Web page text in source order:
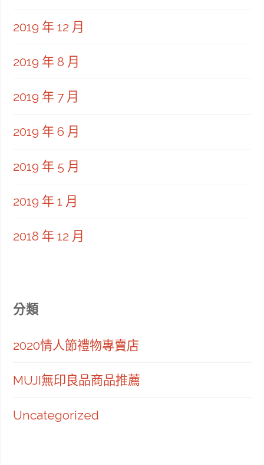
2019 年 12 月
2019 年 8 月
2019 年 7 月
2019 年 6 月
2019 年 5 月
2019 年 1 月
2018 年 12 月
分類
2020情人節禮物專賣店
MUJI無印良品商品推薦
Uncategorized